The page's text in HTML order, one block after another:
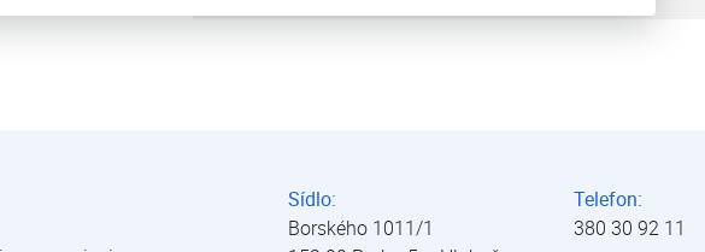
Sídlo:
Borského 1011/1
Telefon:
380 30 92 11